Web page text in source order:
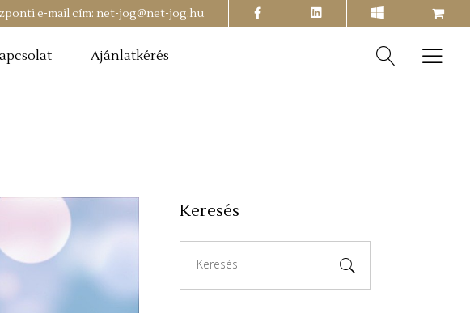
e-mail cím: net-jog@net-jog.hu facebook
shopping-
cart
Ajánlatkérés
Keresés
for: